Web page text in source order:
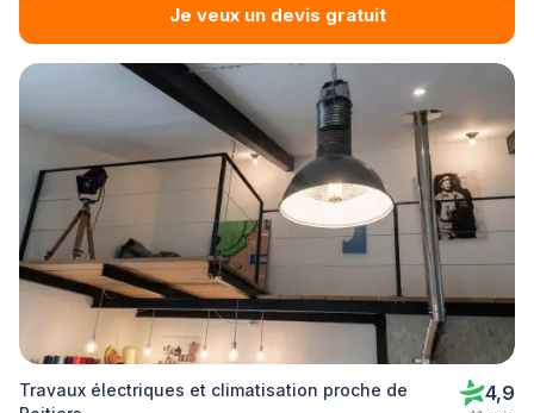
Je veux un devis gratuit
Travaux électriques et climatisation proche de
4,9